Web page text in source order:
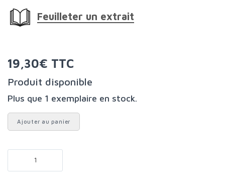
Feuilleter un extrait
19,30€ TTC
Produit disponible
Plus que 1 exemplaire en stock.
Ajouter au panier